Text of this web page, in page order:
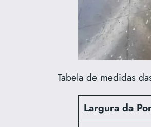
Tabela de medidas
Largura da